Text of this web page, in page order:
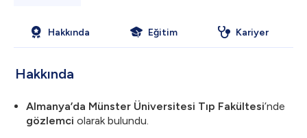
Hakkında Eğitim Kariyer
Hakkında
Almanya’da Münster Üniversitesi Tıp Fakültesi’nde
gözlemci olarak bulundu.